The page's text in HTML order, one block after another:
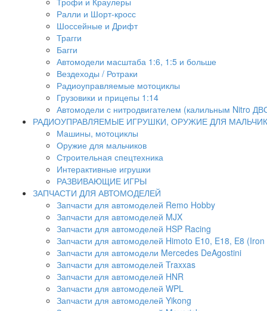
Ралли и Шорт-кросс
Шоссейные и Дрифт
Трагги
Багги
Автомодели масштаба 1:6, 1:5 и больше
Вездеходы / Ротраки
Радиоуправляемые мотоциклы
Грузовики и прицепы 1:14
Автомодели с нитродвигателем (калильным Nitro
РАДИОУПРАВЛЯЕМЫЕ ИГРУШКИ, ОРУЖИЕ ДЛЯ
Машины, мотоциклы
Оружие для мальчиков
Строительная спецтехника
Интерактивные игрушки
РАЗВИВАЮЩИЕ ИГРЫ
ЗАПЧАСТИ ДЛЯ АВТОМОДЕЛЕЙ
Запчасти для автомоделей Remo Hobby
Запчасти для автомоделей MJX
Запчасти для автомоделей HSP Racing
Запчасти для автомоделей Himoto E10, E18, E8
Запчасти для автомодели Mercedes DeAgostini
Запчасти для автомоделей Traxxas
Запчасти для автомоделей HNR
Запчасти для автомоделей WPL
Запчасти для автомоделей Yikong